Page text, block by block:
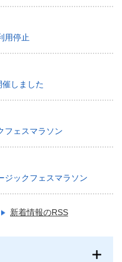
用停止
催しました
フェスマラソン
ジックフェスマラソン
新着情報のRSS